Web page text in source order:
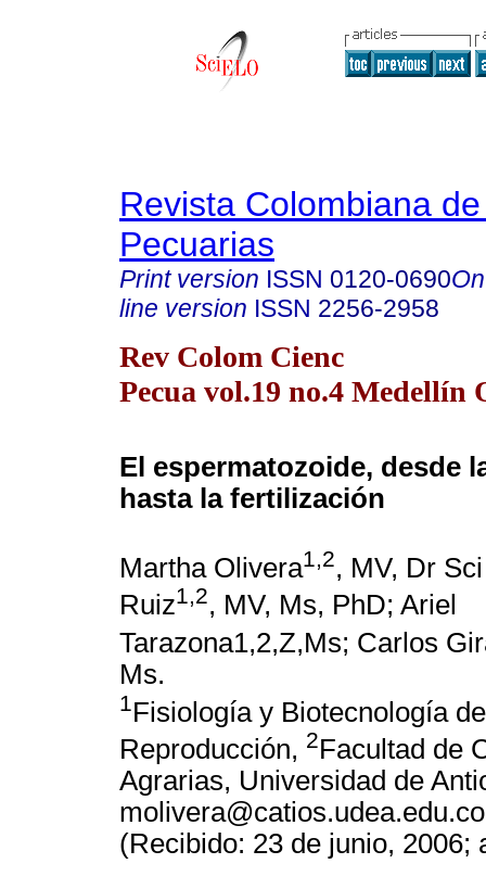
Revista Colombiana
Pecuarias
Print version ISSN 0120-0690
line version ISSN 2256-2958
Rev Colom Cienc
Pecua vol.19 no.4 Medellín
El espermatozoide, desde
hasta la fertilización
Martha Olivera1,2, MV, Dr
Ruiz1,2, MV, Ms, PhD; Ariel
Tarazona1,2,Z,Ms; Carlos
Ms.
1Fisiología y Biotecnología
Reproducción, 2Facultad de
Agrarias, Universidad de
molivera@catios.udea.edu.co
(Recibido: 23 de junio, 2006;